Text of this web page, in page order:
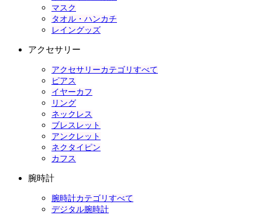
マスク
タオル・ハンカチ
レイングッズ
アクセサリー
アクセサリーカテゴリすべて
ピアス
イヤーカフ
リング
ネックレス
ブレスレット
アンクレット
ネクタイピン
カフス
腕時計
腕時計カテゴリすべて
デジタル腕時計